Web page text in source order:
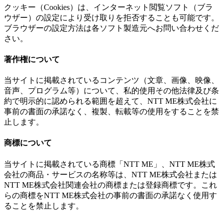
クッキー（Cookies）は、インターネット閲覧ソフト（ブラ
ウザー）の設定により受け取りを拒否することも可能です。
ブラウザーの設定方法は各ソフト製造元へお問い合わせくだ
さい。
著作権について
当サイトに掲載されているコンテンツ（文章、画像、映像、
音声、プログラム等）について、私的使用その他法律及び条
約で明示的に認められる範囲を超えて、NTT ME株式会社に
事前の書面の承諾なく、複製、転載等の使用をすることを禁
止します。
商標について
当サイトに掲載されている商標「NTT ME」、NTT ME株式
会社の商品・サービスの名称等は、NTT ME株式会社または
NTT ME株式会社関連会社の商標または登録商標です。これ
らの商標をNTT ME株式会社の事前の書面の承諾なく使用す
ることを禁止します。